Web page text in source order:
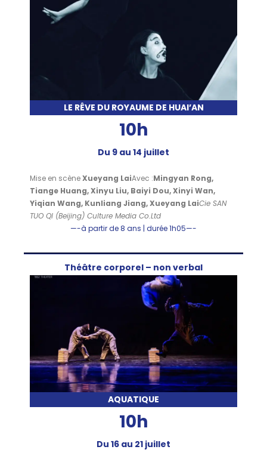
LE RÊVE DU ROYAUME DE HUAI’AN
10h
Du 9 au 14 juillet
Mise en scèneXueyang LaiAvec :Mingyan Rong,
Tiange Huang, Xinyu Liu, Baiyi Dou, Xinyi Wan,
Yiqian Wang, Kunliang Jiang, Xueyang LaiCie SAN
TUO QI (Beijing) Culture Media Co.Ltd
—-à partir de 8 ans | durée 1h05—-
Théâtre corporel – non verbal
AQUATIQUE
10h
Du 16 au 21 juillet